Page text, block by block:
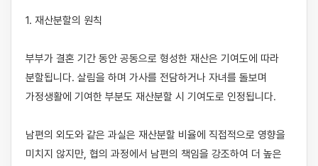
1. 재산분할의 원칙
부부가 결혼 기간 동안 공동으로 형성한 재산은 기여도에 따라
분할됩니다. 살림을 하며 가사를 전담하거나 자녀를 돌보며
가정생활에 기여한 부분도 재산분할 시 기여도로 인정됩니다.
남편의 외도와 같은 과실은 재산분할 비율에 직접적으로 영향을
미치지 않지만, 협의 과정에서 남편의 책임을 강조하여 더 높은